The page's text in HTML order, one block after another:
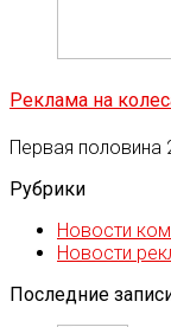
Реклама на
Первая половина
Рубрики
Новости
Новости
Последние